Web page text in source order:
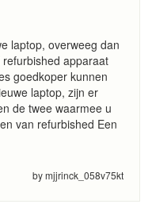
laptop, overweeg dan
apparaat
goedkoper kunnen
laptop, zijn er
de twee waarmee u
van refurbished Een
by mjjrinck_058v75kt